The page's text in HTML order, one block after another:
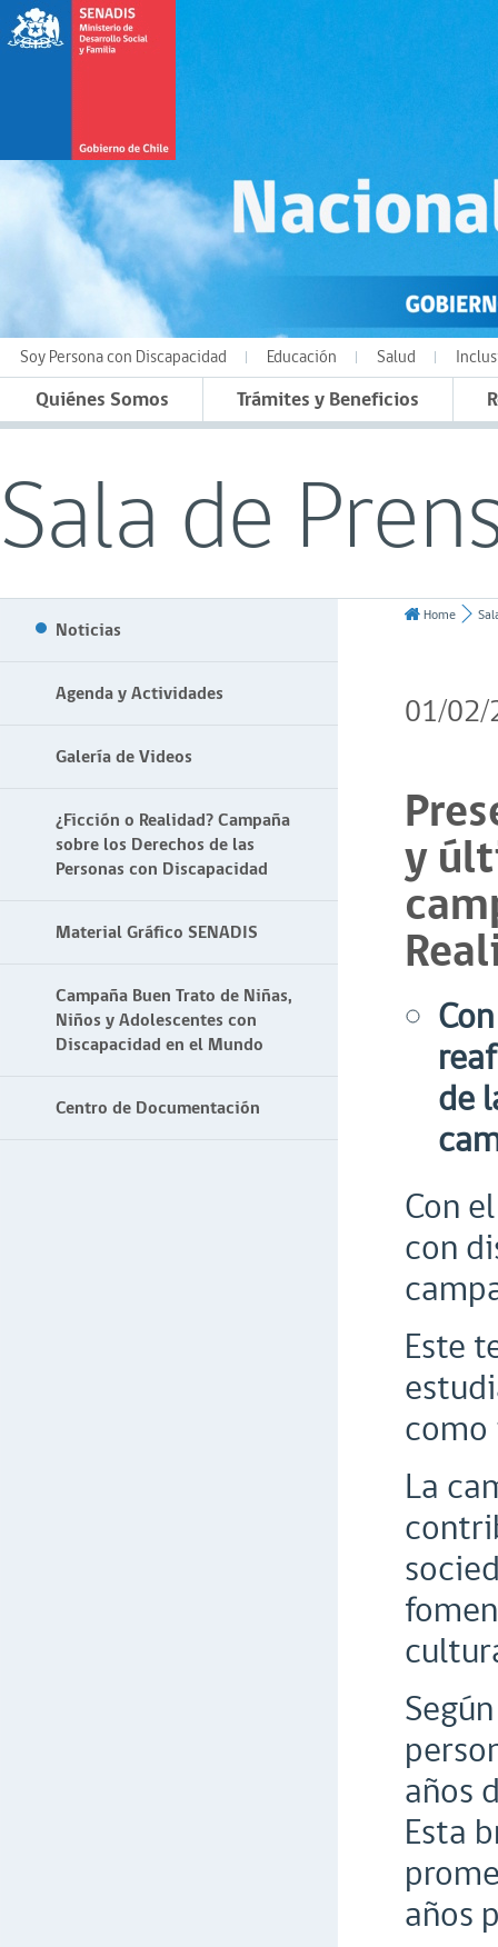
Soy Persona con Discapacidad Educación Salud
Quiénes Somos Trámites y Beneficios
Sala de
Noticias
Agenda y Actividades
Galería de Videos
¿Ficción o Realidad? Campaña
sobre los Derechos de las
Personas con Discapacidad
Material Gráfico SENADIS
Campaña Buen Trato de Niñas,
Niños y Adolescentes con
Discapacidad en el Mundo
Centro de Documentación
Home
01/
y
de
Con
con
Este
como
La
años
Esta
años